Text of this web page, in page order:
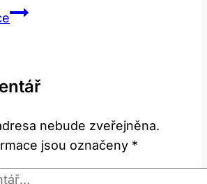
Fletcher:
význam
překlad?nebude zveřejněna.
jsou označeny *